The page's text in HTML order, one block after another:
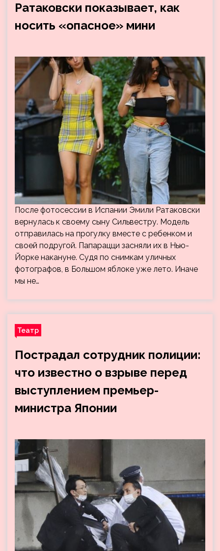
Ратаковски показывает, как
носить «опасное» мини
После фотосессии в Испании Эмили Ратаковски
вернулась к своему сыну Сильвестру. Модель
отправилась на прогулку вместе с ребенком и
своей подругой. Папарацци засняли их в Нью-
Йорке накануне. Судя по снимкам уличных
фотографов, в Большом яблоке уже лето. Иначе
мы не…
Театр
Пострадал сотрудник полиции:
что известно о взрыве перед
выступлением премьер-
министра Японии